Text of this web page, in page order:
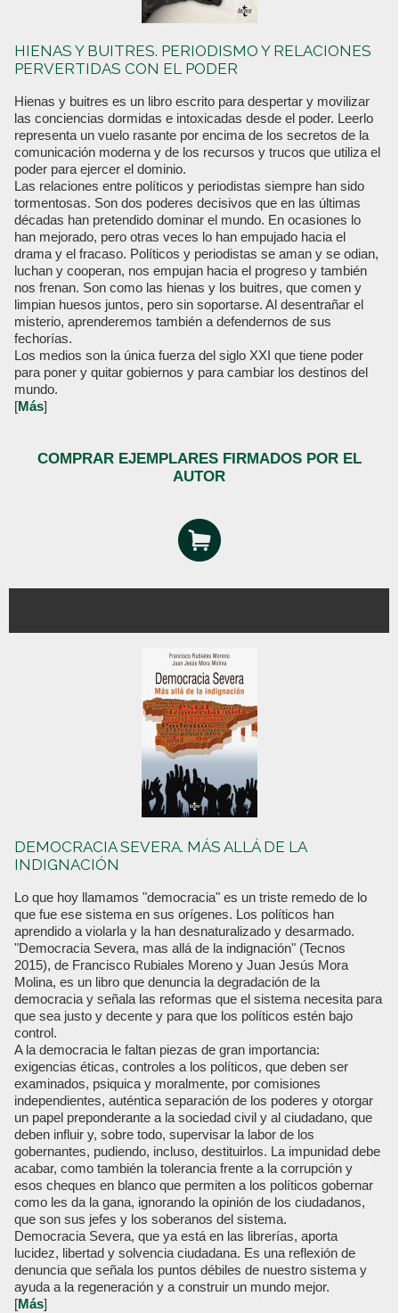
HIENAS Y BUITRES. PERIODISMO Y RELACIONES
PERVERTIDAS CON EL PODER
Hienas y buitres es un libro escrito para despertar y movilizar
las conciencias dormidas e intoxicadas desde el poder. Leerlo
representa un vuelo rasante por encima de los secretos de la
comunicación moderna y de los recursos y trucos que utiliza el
poder para ejercer el dominio.
Las relaciones entre políticos y periodistas siempre han sido
tormentosas. Son dos poderes decisivos que en las últimas
décadas han pretendido dominar el mundo. En ocasiones lo
han mejorado, pero otras veces lo han empujado hacia el
drama y el fracaso. Políticos y periodistas se aman y se odian,
luchan y cooperan, nos empujan hacia el progreso y también
nos frenan. Son como las hienas y los buitres, que comen y
limpian huesos juntos, pero sin soportarse. Al desentrañar el
misterio, aprenderemos también a defendernos de sus
fechorías.
Los medios son la única fuerza del siglo XXI que tiene poder
para poner y quitar gobiernos y para cambiar los destinos del
mundo.
[Más]
COMPRAR EJEMPLARES FIRMADOS POR EL
AUTOR
DEMOCRACIA SEVERA. MÁS ALLÁ DE LA
INDIGNACIÓN
Lo que hoy llamamos "democracia" es un triste remedo de lo
que fue ese sistema en sus orígenes. Los políticos han
aprendido a violarla y la han desnaturalizado y desarmado.
"Democracia Severa, mas allá de la indignación" (Tecnos
2015), de Francisco Rubiales Moreno y Juan Jesús Mora
Molina, es un libro que denuncia la degradación de la
democracia y señala las reformas que el sistema necesita para
que sea justo y decente y para que los políticos estén bajo
control.
A la democracia le faltan piezas de gran importancia:
exigencias éticas, controles a los políticos, que deben ser
examinados, psiquica y moralmente, por comisiones
independientes, auténtica separación de los poderes y otorgar
un papel preponderante a la sociedad civil y al ciudadano, que
deben influir y, sobre todo, supervisar la labor de los
gobernantes, pudiendo, incluso, destituirlos. La impunidad debe
acabar, como también la tolerancia frente a la corrupción y
esos cheques en blanco que permiten a los políticos gobernar
como les da la gana, ignorando la opinión de los ciudadanos,
que son sus jefes y los soberanos del sistema.
Democracia Severa, que ya está en las librerías, aporta
lucidez, libertad y solvencia ciudadana. Es una reflexión de
denuncia que señala los puntos débiles de nuestro sistema y
ayuda a la regeneración y a construir un mundo mejor.
[Más]